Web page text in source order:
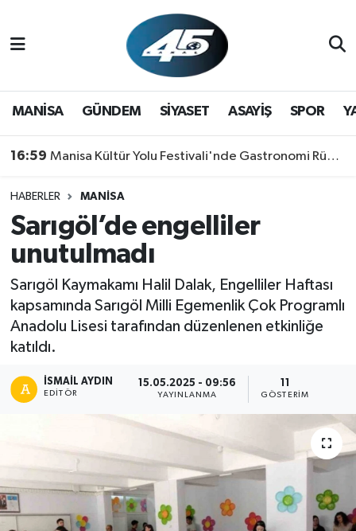
MANİSA GÜNDEM SİYASET ASAYİŞ SPOR
16:59 Manisa Kültür Yolu Festivali'nde Gastronomi Rüzgarı: Lezzetin Yıldızı "Manisa Kebabı" Oldu!
HABERLER MANİSA
Sarıgöl’de engelliler
unutulmadı
Sarıgöl Kaymakamı Halil Dalak, Engelliler Haftası
kapsamında Sarıgöl Milli Egemenlik Çok Programlı
Anadolu Lisesi tarafından düzenlenen etkinliğe
katıldı.
İSMAIL AYDIN
EDITÖR
15.05.2025 - 09:56
YAYINLANMA GÖSTERIM
GÜNDEM
SPOR
YAŞAM
RESMİ REKLAM
Hava Durumu
Trafik Durumu
Son Dakika Haberleri
Haber Arşivi